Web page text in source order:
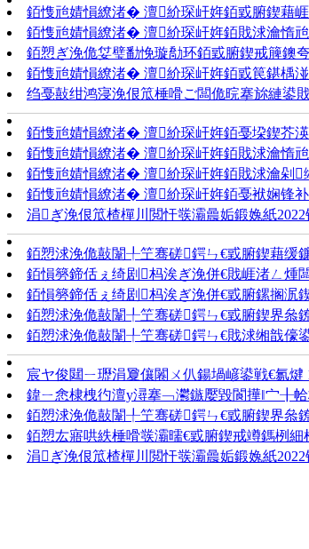
銆愯兘婧愪繚渚� 澶紒琛屽姩銆戜腑鍥藉
銆愯兘婧愪繚渚� 澶紒琛屽姩銆戝浗瀹惰
銆愬ぎ浼佹姇璧勫悗璇勪环銆戜腑鍥戒簲鐭
銆愯兘婧愪繚渚� 澶紒琛屽姩銆戜笢鍖楀
绉戞敼绀鸿寖浼佷笟棰嗗ご闆佹晥搴旀縺
銆愯兘婧愪繚渚� 澶紒琛屽姩銆戞垜鍥芥
銆愯兘婧愪繚渚� 澶紒琛屽姩銆戝浗瀹惰
銆愯兘婧愪繚渚� 澶紒琛屽姩銆戝浗瀹剁
銆愯兘婧愪繚渚� 澶紒琛屽姩銆戞袱娴锋
涓ぎ浼佷笟楂樿川閲忓彂灞曟姤鍛婏紙
銆愬浗浼佹敼闈╀笁骞磋鍔ㄣ€戜腑鍥藉
銆愪簩鍗佸ぇ绮剧杩涘ぎ浼併€戝崕渚ㄥ煄
銆愪簩鍗佸ぇ绮剧杩涘ぎ浼併€戜腑鏍搁
銆愬浗浼佹敼闈╀笁骞磋鍔ㄣ€戜腑鍥界叅
銆愬浗浼佹敼闈╀笁骞磋鍔ㄣ€戝浗缃戠儫
宸ヤ俊閮ㄧ瓑涓夐儴闂ㄨ仈鍚堝嵃鍙戦€氱
鍏ㄧ悆棣栧彴澶у潯搴﹁灪鏃嬮毀閬撶‖宀╂
銆愬浗浼佹敼闈╀笁骞磋鍔ㄣ€戜腑鍥界叅
銆愬厷寤哄紩棰嗗彂灞曘€戜腑鍥戒竴鎷栵
涓ぎ浼佷笟楂樿川閲忓彂灞曟姤鍛婏紙